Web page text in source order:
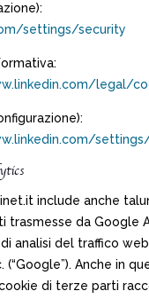
settings/security
legal/
include anche
trasmesse da Google
analisi del traffico
(“Google”). Anche in
di terze parti